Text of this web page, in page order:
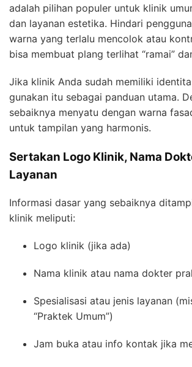
adalah pilihan populer untuk klinik
dan layanan estetika. Hindari
warna yang terlalu mencolok atau
bisa membuat plang terlihat “ramai”
Jika klinik Anda sudah memiliki
gunakan itu sebagai panduan utama.
sebaiknya menyatu dengan warna
untuk tampilan yang harmonis.
Sertakan Logo Klinik, Nama
Layanan
Informasi dasar yang sebaiknya
klinik meliputi:
Logo klinik (jika ada)
Nama klinik atau nama dokter
Spesialisasi atau jenis layanan
“Praktek Umum”)
Jam buka atau info kontak jika